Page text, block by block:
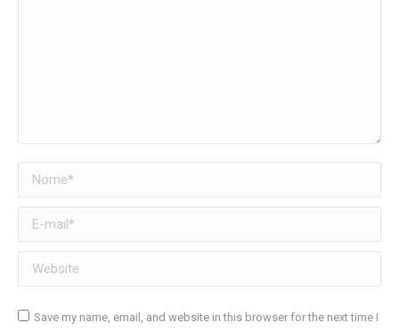
Nome *
E-mail *
Website
Save my name, email, and website in this browser for the next time I